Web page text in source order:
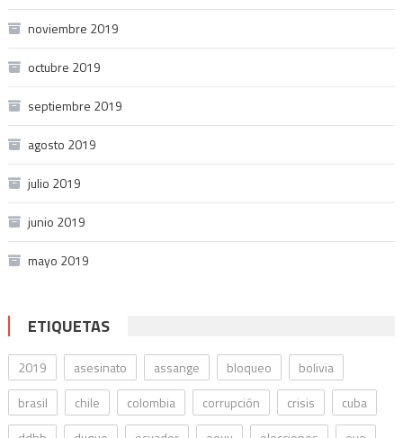
noviembre 2019
octubre 2019
septiembre 2019
agosto 2019
julio 2019
junio 2019
mayo 2019
ETIQUETAS
2019 asesinato assange bloqueo
bolivia
brasil
chile colombia corrupción crisis
cuba